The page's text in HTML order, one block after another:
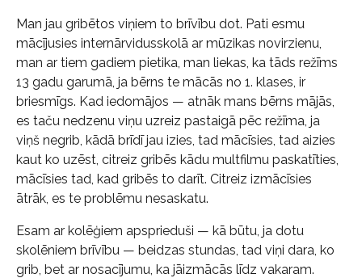
Man jau gribētos viņiem to brīvību dot. Pati esmu
mācījusies internārvidusskolā ar mūzikas novirzienu,
man ar tiem gadiem pietika, man liekas, ka tāds režīms
13 gadu garumā, ja bērns te mācās no 1. klases, ir
briesmīgs. Kad iedomājos — atnāk mans bērns mājās,
es taču nedzenu viņu uzreiz pastaigā pēc režīma, ja
viņš negrib, kādā brīdī jau izies, tad mācīsies, tad aizies
kaut ko uzēst, citreiz gribēs kādu multfilmu paskatīties,
mācīsies tad, kad gribēs to darīt. Citreiz izmācīsies
ātrāk, es te problēmu nesaskatu.
Esam ar kolēģiem apsprieduši — kā būtu, ja dotu
skolēniem brīvību — beidzas stundas, tad viņi dara, ko
grib, bet ar nosacījumu, ka jāizmācās līdz vakaram.